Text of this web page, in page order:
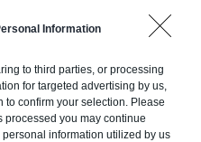
Information
to third parties, or processing
for targeted advertising by us,
confirm your selection. Please
processed you may continue
information utilized by us
pour l’aménagement de
si par exemple votre projet
obligé de faire appel à un
dernier sont entre10 et 15%